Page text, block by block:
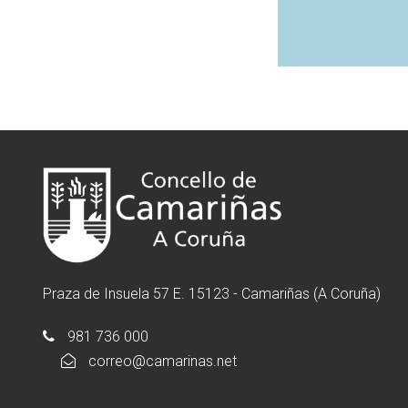
Praza de Insuela 57 E. 15123 - Camariñas (A Coruña)
981 736 000
correo@camarinas.net